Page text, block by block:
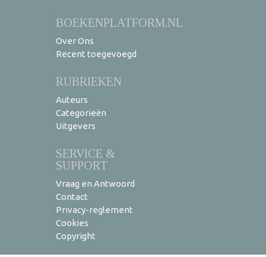
BOEKENPLATFORM.NL
Over Ons
Recent toegevoegd
RUBRIEKEN
Auteurs
Categorieën
Uitgevers
SERVICE &
SUPPORT
Vraag en Antwoord
Contact
Privacy-reglement
Cookies
Copyright